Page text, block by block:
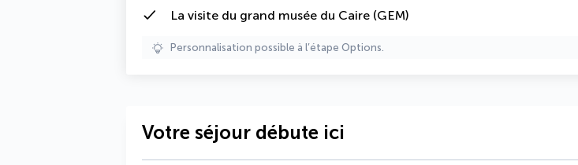
La visite du grand musée du Caire (GEM)
Personnalisation possible à l’étape Options.
Votre séjour débute ici